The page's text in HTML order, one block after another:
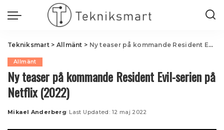
Tekniksmart> Allmänt > Ny teaser på kommande Resident Evil-serien på Netflix (2022)
Allmänt
Ny teaser på kommande Resident Evil-serien på
Netflix (2022)
Posted
Mikael Anderberg Last Updated: 12 maj 2022